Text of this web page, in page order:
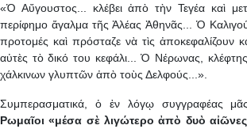
«Ὁ Αὔγουστος... κλέβει ἀπὸ τὴν Τεγέα καὶ
περίφημο ἄγαλμα τῆς Ἀλέας Ἀθηνᾶς... Ὁ
προτομές καὶ πρόσταζε νὰ τὶς ἀποκεφαλίζουν
αὐτὲς τὸ δικό του κεφάλι... Ὁ Νέρωνας,
χάλκινων γλυπτῶν ἀπὸ τοὺς Δελφούς...».
Συμπερασματικά, ὁ ἐν λόγῳ συγγραφέας
Ρωμαῖοι «μέσα σὲ λιγώτερο ἀπὸ δυὸ